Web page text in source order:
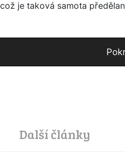
což je taková samota
Další články